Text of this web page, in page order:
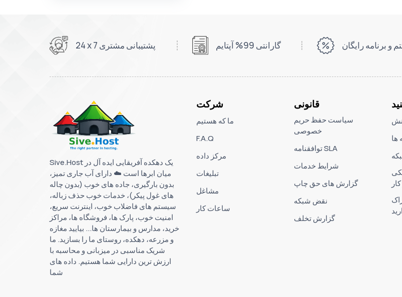
24 x 7 پشتیبانی مشتری گارانتی 99% آپتایم
Sive.Host یک دهکده آفریقایی ایده آل در
میان ابرها است ☁️ دارای آب جاری تمیز،
بدون بارگیری، جاده های خوب (بدون چاله
های غول پیکر)، خدمات خوب حذف زباله،
سیستم های فاضلاب خوب، اینترنت سریع،
امنیت خوب، پارک ها، فروشگاه ها، مراکز
خرید، مدارس و بیمارستان ها... بیایید مغازه
و مزرعه، دهکده، روستای ما را بسازید. ما
شریک مناسبی در میزبانی و محاسبه با
ارزش ترین دارایی شما هستیم. داده های
شما
شرکت
ما که هستیم
F.A.Q
مرکز داده
تبلیغات
مشاغل
ساعات کار
قانونی
سیاست حفظ حریم
خصوصی
توافقنامه SLA
شرایط خدمات
گزارش های حق چاپ
نقض شبکه
گزارش تخلف
ها